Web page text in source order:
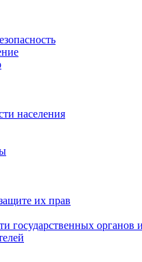
населения
их прав
государственных